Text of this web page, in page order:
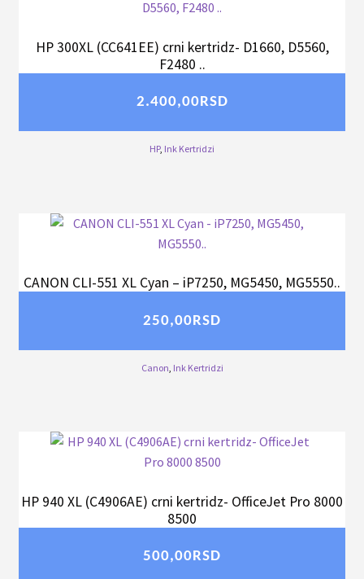
HP 300XL (CC641EE) crni kertridz- D1660, D5560,
F2480 ..
2.400,00RSD
HP, Ink Kertridzi
CANON CLI-551 XL Cyan – iP7250, MG5450, MG5550..
250,00RSD
Canon Ink Kertridzi
HP 940 XL (C4906AE) crni kertridz- OfficeJet Pro 8000
8500
500,00RSD